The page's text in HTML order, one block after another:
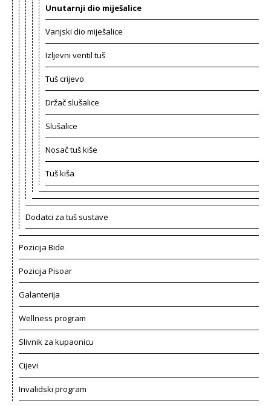
Unutarnji dio miješalice
Vanjski dio miješalice
Izljevni ventil tuš
Tuš crijevo
Držač slušalice
Slušalice
Nosač tuš kiše
Tuš kiša
Dodatci za tuš sustave
Pozicija Bide
Pozicija Pisoar
Galanterija
Wellness program
Slivnik za kupaonicu
Cijevi
Invalidski program